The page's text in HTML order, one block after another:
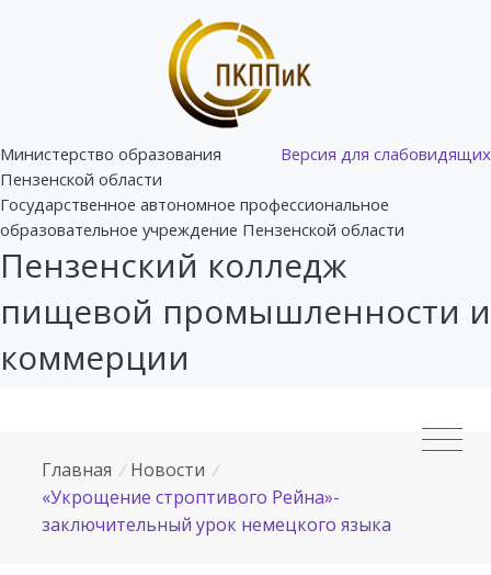
Версия для слабовидящих
Министерство образования
Пензенской области
Государственное автономное профессиональное
образовательное учреждение Пензенской области
Пензенский колледж
пищевой промышленности и
коммерции
Главная / Новости /
«Укрощение строптивого Рейна»-
заключительный урок немецкого языка